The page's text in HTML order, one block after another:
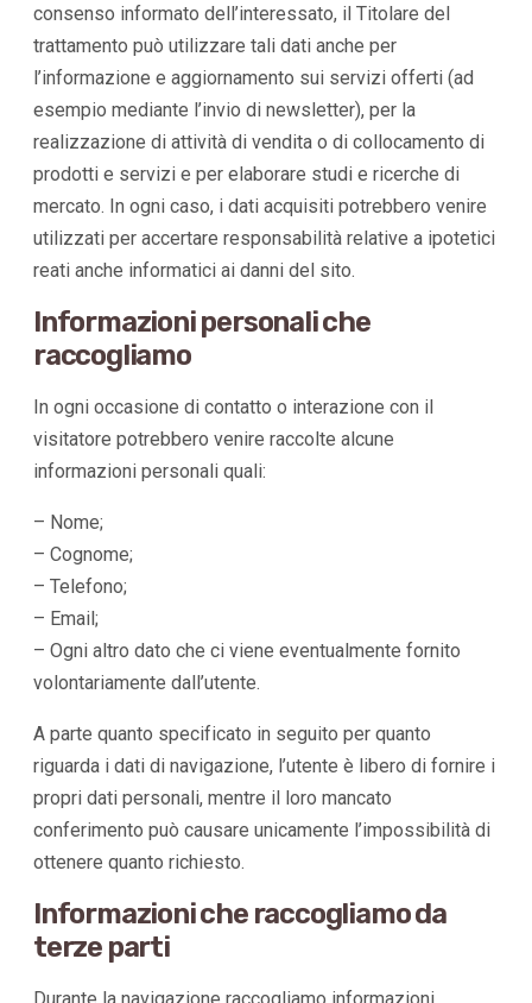
consenso informato dell’interessato, il Titolare del
trattamento può utilizzare tali dati anche per
l’informazione e aggiornamento sui servizi offerti (ad
esempio mediante l’invio di newsletter), per la
realizzazione di attività di vendita o di collocamento di
prodotti e servizi e per elaborare studi e ricerche di
mercato. In ogni caso, i dati acquisiti potrebbero venire
utilizzati per accertare responsabilità relative a ipotetici
reati anche informatici ai danni del sito.
Informazioni personali che
raccogliamo
In ogni occasione di contatto o interazione con il
visitatore potrebbero venire raccolte alcune
informazioni personali quali:
– Nome;
– Cognome;
– Telefono;
– Email;
– Ogni altro dato che ci viene eventualmente fornito
volontariamente dall’utente.
A parte quanto specificato in seguito per quanto
riguarda i dati di navigazione, l’utente è libero di fornire i
propri dati personali, mentre il loro mancato
conferimento può causare unicamente l’impossibilità di
ottenere quanto richiesto.
Informazioni che raccogliamo da
terze parti
Durante la navigazione raccogliamo informazioni